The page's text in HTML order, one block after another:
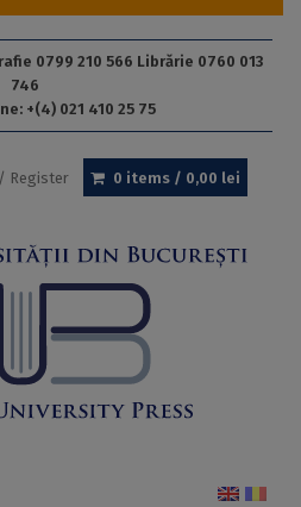
0799 210 566 Librărie 0760 013
746
+(4) 021 410 25 75
Register 0 items / 0,00 lei